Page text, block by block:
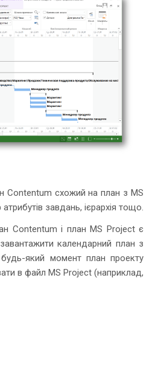
Contentum схожий на план з MS
завдань, ієрархія тощо.
Contentum і план MS Project є
календарний план з
який момент план проекту
в файл MS Project (наприклад,